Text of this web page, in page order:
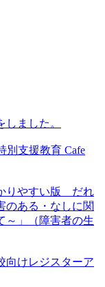
しました。
別支援教育 Cafe
りやすい版 だれ
ある・なしに関
～」（障害者の生
向けレジスターア